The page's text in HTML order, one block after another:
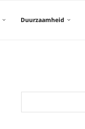
Duurzaamheid